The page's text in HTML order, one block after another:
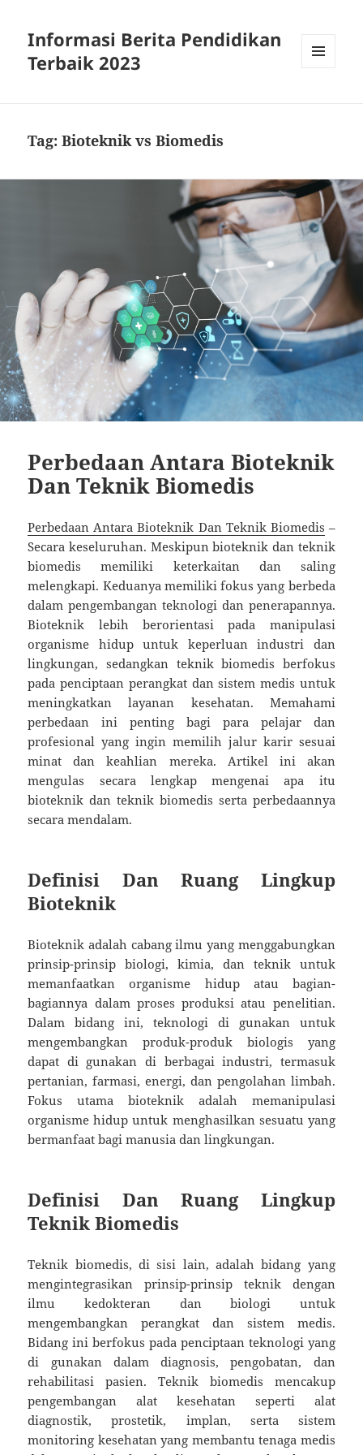
Informasi Berita Pendidikan
Terbaik 2023
Tag:Bioteknik vs Biomedis
Perbedaan Antara Bioteknik
Dan Teknik Biomedis
Perbedaan Antara Bioteknik Dan Teknik Biomedis –
Secara keseluruhan. Meskipun bioteknik dan teknik
biomedis memiliki keterkaitan dan saling
melengkapi. Keduanya memiliki fokus yang berbeda
dalam pengembangan teknologi dan penerapannya.
Bioteknik lebih berorientasi pada manipulasi
organisme hidup untuk keperluan industri dan
lingkungan, sedangkan teknik biomedis berfokus
pada penciptaan perangkat dan sistem medis untuk
meningkatkan layanan kesehatan. Memahami
perbedaan ini penting bagi para pelajar dan
profesional yang ingin memilih jalur karir sesuai
minat dan keahlian mereka. Artikel ini akan
mengulas secara lengkap mengenai apa itu
bioteknik dan teknik biomedis serta perbedaannya
secara mendalam.
Definisi Dan Ruang Lingkup
Bioteknik
Bioteknik adalah cabang ilmu yang menggabungkan
prinsip-prinsip biologi, kimia, dan teknik untuk
memanfaatkan organisme hidup atau bagian-
bagiannya dalam proses produksi atau penelitian.
Dalam bidang ini, teknologi di gunakan untuk
mengembangkan produk-produk biologis yang
dapat di gunakan di berbagai industri, termasuk
pertanian, farmasi, energi, dan pengolahan limbah.
Fokus utama bioteknik adalah memanipulasi
organisme hidup untuk menghasilkan sesuatu yang
bermanfaat bagi manusia dan lingkungan.
Definisi Dan Ruang Lingkup
Teknik Biomedis
Teknik biomedis, di sisi lain, adalah bidang yang
mengintegrasikan prinsip-prinsip teknik dengan
ilmu kedokteran dan biologi untuk
mengembangkan perangkat dan sistem medis.
Bidang ini berfokus pada penciptaan teknologi yang
di gunakan dalam diagnosis, pengobatan, dan
rehabilitasi pasien. Teknik biomedis mencakup
pengembangan alat kesehatan seperti alat
diagnostik, prostetik, implan, serta sistem
monitoring kesehatan yang membantu tenaga medis